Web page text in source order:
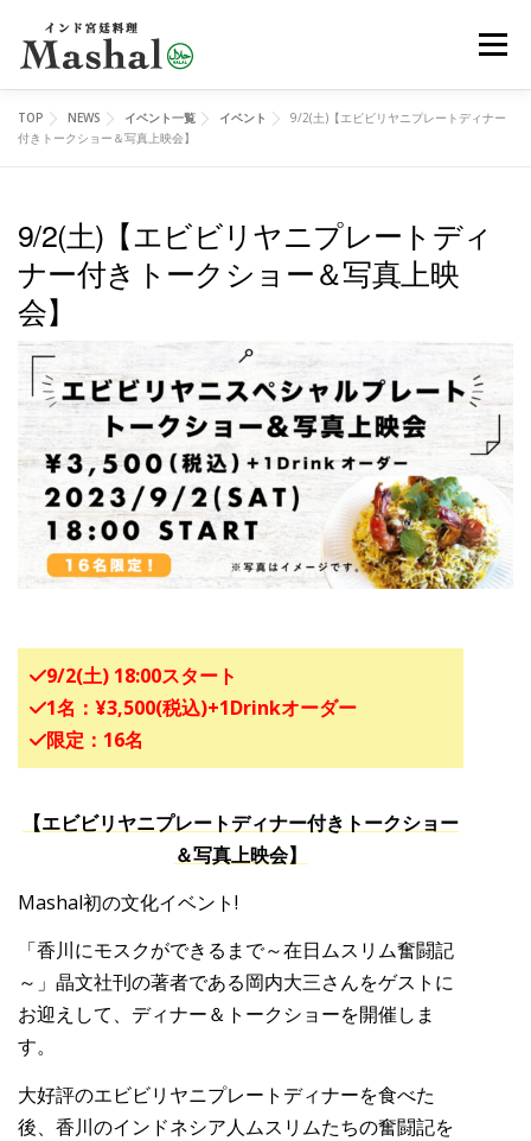
メニ
MENU デリバリー
レッスン イベント オンラインショップ ブログ
メディア
TOP NEWS イベント一覧 イベント
9/2(土)【エビビリヤニプレートディナー
付きトークショー＆写真上映会】
9/2(土)【エビビリヤニプレートディ
ナー付きトークショー＆写真上映
会】
9/2(土) 18:00スタート
1名：¥3,500(税込)+1Drinkオーダー
限定：16名
【エビビリヤニプレートディナー付きトークショー
＆写真上映会】
Mashal初の文化イベント!
「香川にモスクができるまで～在日ムスリム奮闘記
～」晶文社刊の著者である岡内大三さんをゲストに
お迎えして、ディナー＆トークショーを開催しま
す。
大好評のエビビリヤニプレートディナーを食べた
後、香川のインドネシア人ムスリムたちの奮闘記を